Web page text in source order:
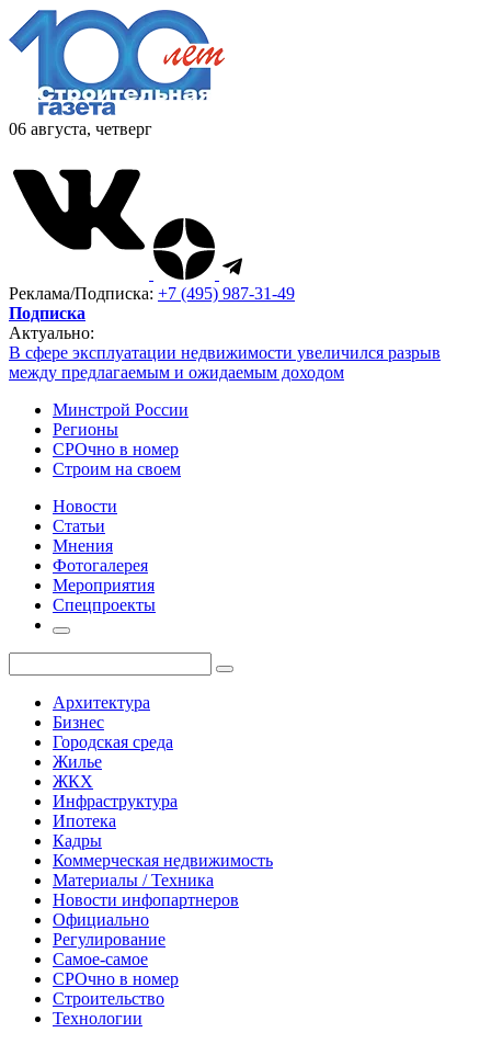
06 августа, четверг
Реклама/Подписка: +7 (495) 987-31-49
Подписка
Актуально:
В сфере эксплуатации недвижимости увеличился разрыв
между предлагаемым и ожидаемым доходом
Минстрой России
Регионы
СРОчно в номер
Строим на своем
Новости
Статьи
Мнения
Фотогалерея
Мероприятия
Спецпроекты
Архитектура
Бизнес
Городская среда
Жилье
ЖКХ
Инфраструктура
Ипотека
Кадры
Коммерческая недвижимость
Материалы / Техника
Новости инфопартнеров
Официально
Регулирование
Самое-самое
СРОчно в номер
Строительство
Технологии